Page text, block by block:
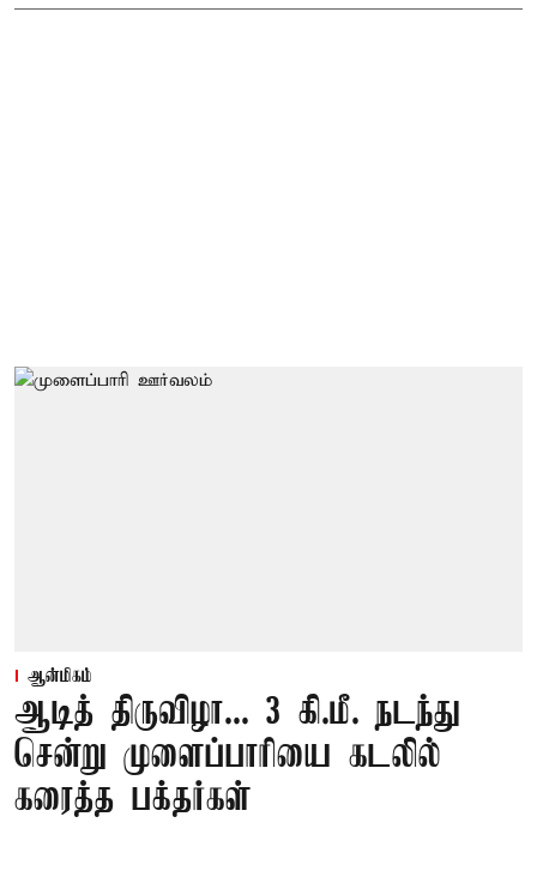
ஆன்மிகம்
ஆடித் திருவிழா... 3 கி.மீ. நடந்து
சென்று முளைப்பாரியை கடலில்
கரைத்த பக்தர்கள்